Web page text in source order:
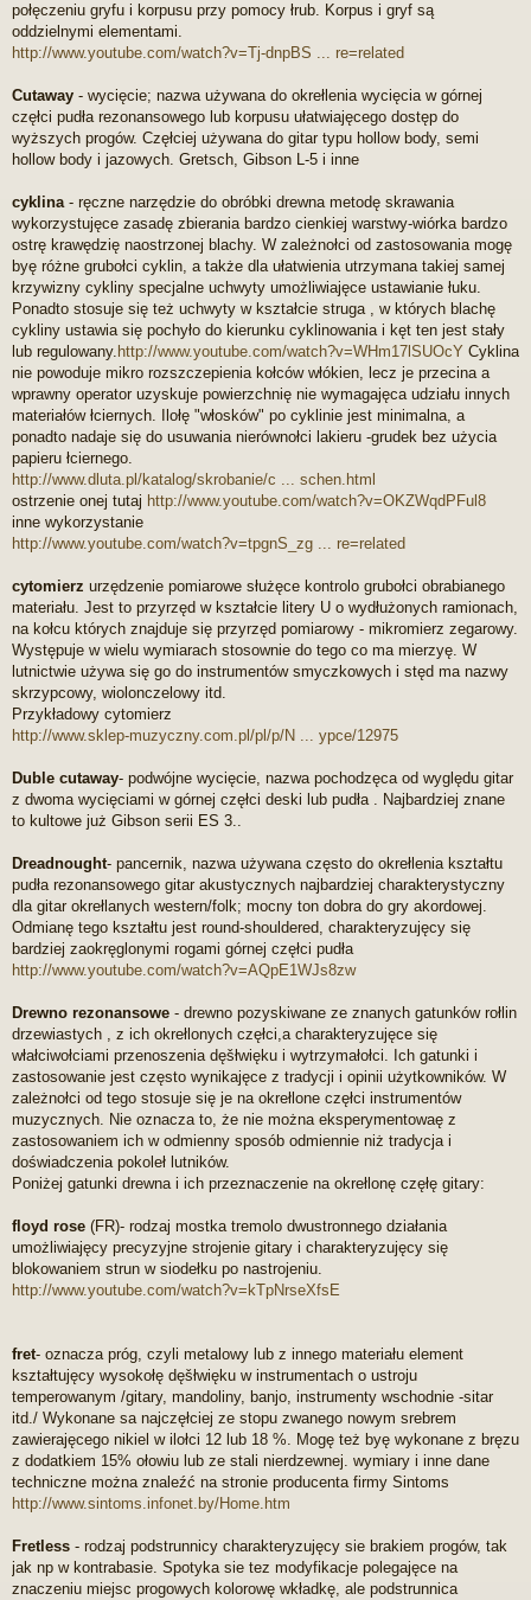
połęczeniu gryfu i korpusu przy pomocy łrub. Korpus i gryf są
oddzielnymi elementami.
http://www.youtube.com/watch?v=Tj-dnpBS ... re=related
Cutaway - wycięcie; nazwa używana do okrełlenia wycięcia w górnej
częłci pudła rezonansowego lub korpusu ułatwiajęcego dostęp do
wyższych progów. Częłciej używana do gitar typu hollow body, semi
hollow body i jazowych. Gretsch, Gibson L-5 i inne
cyklina- ręczne narzędzie do obróbki drewna metodę skrawania
wykorzystujęce zasadę zbierania bardzo cienkiej warstwy-wiórka bardzo
ostrę krawędzię naostrzonej blachy. W zależnołci od zastosowania mogę
byę różne grubołci cyklin, a także dla ułatwienia utrzymana takiej samej
krzywizny cykliny specjalne uchwyty umożliwiajęce ustawianie łuku.
Ponadto stosuje się też uchwyty w kształcie struga , w których blachę
cykliny ustawia się pochyło do kierunku cyklinowania i kęt ten jest stały
lub regulowany. http://www.youtube.com/watch?v=WHm17lSUOcY Cyklina
nie powoduje mikro rozszczepienia kołców włókien, lecz je przecina a
wprawny operator uzyskuje powierzchnię nie wymagajęca udziału innych
materiałów łciernych. Ilołę "włosków" po cyklinie jest minimalna, a
ponadto nadaje się do usuwania nierównołci lakieru -grudek bez użycia
papieru łciernego.
http://www.dluta.pl/katalog/skrobanie/c ... schen.html
ostrzenie onej tutaj http://www.youtube.com/watch?v=OKZWqdPFul8
inne wykorzystanie
http://www.youtube.com/watch?v=tpgnS_zg ... re=related
cytomierz urzędzenie pomiarowe służęce kontrolo grubołci obrabianego
materiału. Jest to przyrzęd w kształcie litery U o wydłużonych ramionach,
na kołcu których znajduje się przyrzęd pomiarowy - mikromierz zegarowy.
Występuje w wielu wymiarach stosownie do tego co ma mierzyę. W
lutnictwie używa się go do instrumentów smyczkowych i stęd ma nazwy
skrzypcowy, wiolonczelowy itd.
Przykładowy cytomierz
http://www.sklep-muzyczny.com.pl/pl/p/N ... ypce/12975
Duble cutaway- podwójne wycięcie, nazwa pochodzęca od wyględu gitar
z dwoma wycięciami w górnej częłci deski lub pudła . Najbardziej znane
to kultowe już Gibson serii ES 3..
Dreadnought- pancernik, nazwa używana często do okrełlenia kształtu
pudła rezonansowego gitar akustycznych najbardziej charakterystyczny
dla gitar okrełlanych western/folk; mocny ton dobra do gry akordowej.
Odmianę tego kształtu jest round-shouldered, charakteryzujęcy się
bardziej zaokręglonymi rogami górnej częłci pudła
http://www.youtube.com/watch?v=AQpE1WJs8zw
Drewno rezonansowe - drewno pozyskiwane ze znanych gatunków rołlin
drzewiastych , z ich okrełlonych częłci,a charakteryzujęce się
włałciwołciami przenoszenia dęšłwięku i wytrzymałołci. Ich gatunki i
zastosowanie jest często wynikajęce z tradycji i opinii użytkowników. W
zależnołci od tego stosuje się je na okrełlone częłci instrumentów
muzycznych. Nie oznacza to, że nie można eksperymentowaę z
zastosowaniem ich w odmienny sposób odmiennie niż tradycja i
doświadczenia pokoleł lutników.
Poniżej gatunki drewna i ich przeznaczenie na okrełlonę częłę gitary:
floyd rose (FR)- rodzaj mostka tremolo dwustronnego działania
umożliwiajęcy precyzyjne strojenie gitary i charakteryzujęcy się
blokowaniem strun w siodełku po nastrojeniu.
http://www.youtube.com/watch?v=kTpNrseXfsE
fret- oznacza próg, czyli metalowy lub z innego materiału element
kształtujęcy wysokołę dęšłwięku w instrumentach o ustroju
temperowanym /gitary, mandoliny, banjo, instrumenty wschodnie -sitar
itd./ Wykonane sa najczęłciej ze stopu zwanego nowym srebrem
zawierajęcego nikiel w ilołci 12 lub 18 %. Mogę też byę wykonane z bręzu
z dodatkiem 15% ołowiu lub ze stali nierdzewnej. wymiary i inne dane
techniczne można znaleźć na stronie producenta firmy Sintoms
http://www.sintoms.infonet.by/Home.htm
Fretless - rodzaj podstrunnicy charakteryzujęcy sie brakiem progów, tak
jak np w kontrabasie. Spotyka sie tez modyfikacje polegajęce na
znaczeniu miejsc progowych kolorowę wkładkę, ale podstrunnica